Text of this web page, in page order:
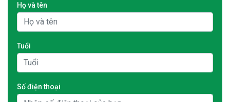
Họ và tên
Tuổi
Số điện thoại